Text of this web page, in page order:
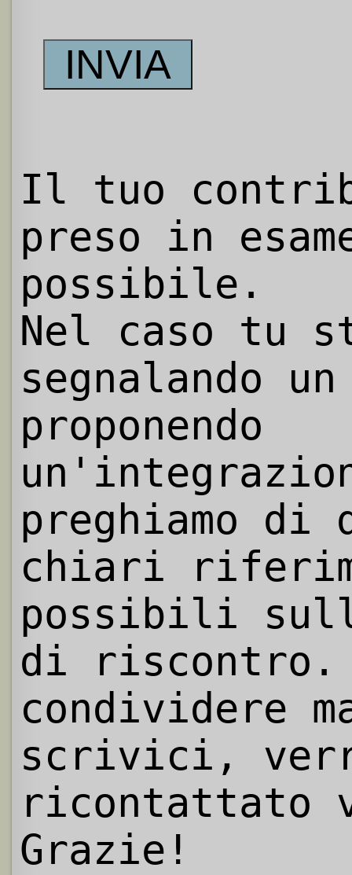
Il tuo
preso in
possibile.
Nel caso tu
segnalando
proponendo
preghiamo
chiari
possibili
di riscontro.
condividere
scrivici,
ricontattato
Grazie!